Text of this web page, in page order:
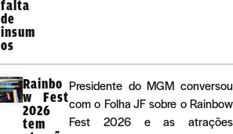
falta
de
insum
os
Rainbo
w Fest
2026
tem
Presidente do MGM conversou
com o Folha JF sobre o Rainbow
Fest 2026 e as atrações